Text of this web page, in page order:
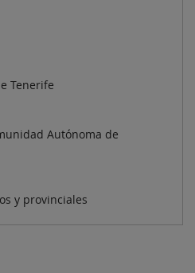
Tenerife
Autónoma de
y provinciales